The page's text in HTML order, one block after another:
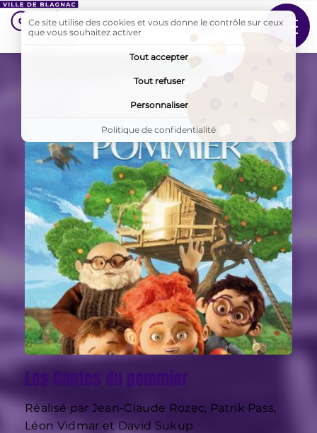
Suivez-nous sur
Les Contes du pommier
Réalisé par Jean-Claude Rozec, Patrik Pass,
Léon Vidmar et David Sukup
Ce site utilise des cookies et vous donne le contrôle sur ceux
que vous souhaitez activer
Tout accepter
Tout refuser
Personnaliser
Politique de confidentialité